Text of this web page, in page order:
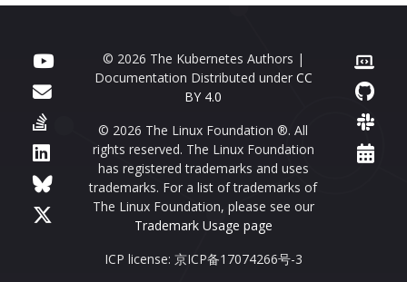
© 2026 The Kubernetes Authors |
Documentation Distributed under CC
BY 4.0
© 2026 The Linux Foundation ®. All
rights reserved. The Linux Foundation
has registered trademarks and uses
trademarks. For a list of trademarks of
The Linux Foundation, please see our
Trademark Usage page
ICP license: 京ICP备17074266号-3